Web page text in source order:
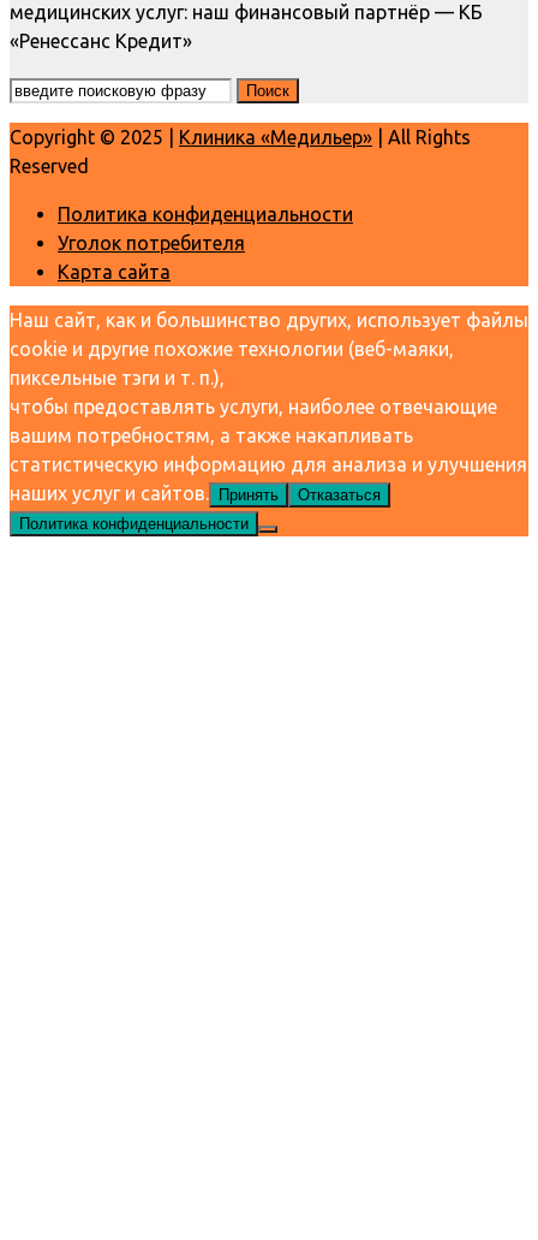
медицинских услуг: наш финансовый партнёр — КБ
«Ренессанс Кредит»
Copyright © 2025 | Клиника «Медильер» | All Rights
Reserved
Политика конфиденциальности
Уголок потребителя
Карта сайта
Наш сайт, как и большинство других, использует файлы
cookie и другие похожие технологии (веб-маяки,
пиксельные тэги и т. п.),
чтобы предоставлять услуги, наиболее отвечающие
вашим потребностям, а также накапливать
статистическую информацию для анализа и улучшения
наших услуг и сайтов. Принять
Отказаться
Политика конфиденциальности